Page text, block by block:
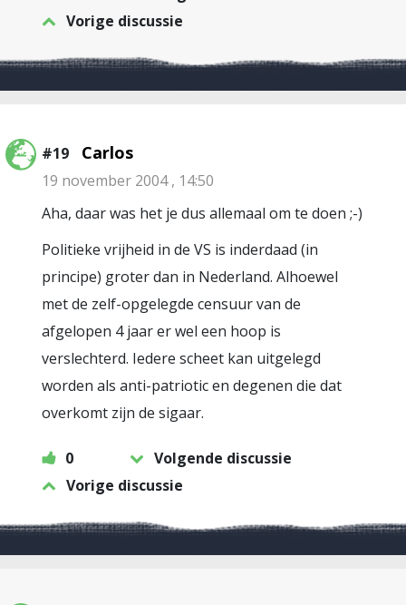
Vorige discussie
#19 Carlos
19 november 2004 , 14:50
Aha, daar was het je dus allemaal om te doen ;-)
Politieke vrijheid in de VS is inderdaad (in
principe) groter dan in Nederland. Alhoewel
met de zelf-opgelegde censuur van de
afgelopen 4 jaar er wel een hoop is
verslechterd. Iedere scheet kan uitgelegd
worden als anti-patriotic en degenen die dat
overkomt zijn de sigaar.
0
Volgende discussie
Vorige discussie